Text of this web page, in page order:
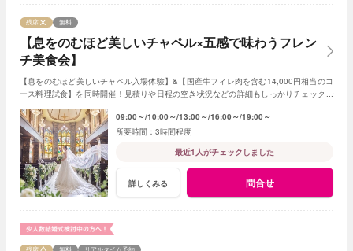
【息をのむほど美しいチャペル×五感で味わうフレン
チ美食会】
残席 無料
【息をのむほど美しいチャペル入場体験】&【国産牛フィレ肉を含む14,000円相当のコ
ース料理試食】を同時開催！見積りや日程の空き状況などの詳細もしっかりチェックで
09:00～ 10:00～ 13:00～ 16:00～ 19:00～
3時間程度
最近1人がチェックしました
詳しくみる 問合せ
残席 無料 リアルタイム予約